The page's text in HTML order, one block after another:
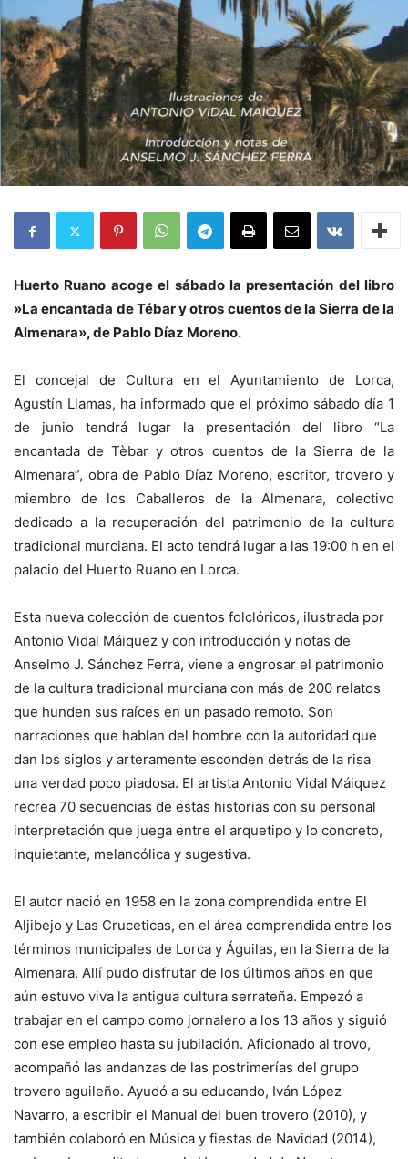
Huerto Ruano acoge el sábado la presentación del libro
»La encantada de Tébar y otros cuentos de la Sierra de la
Almenara», de Pablo Díaz Moreno.
El concejal de Cultura en el Ayuntamiento de Lorca,
Agustín Llamas, ha informado que el próximo sábado día 1
de junio tendrá lugar la presentación del libro “La
encantada de Tèbar y otros cuentos de la Sierra de la
Almenara”, obra de Pablo Díaz Moreno, escritor, trovero y
miembro de los Caballeros de la Almenara, colectivo
dedicado a la recuperación del patrimonio de la cultura
tradicional murciana. El acto tendrá lugar a las 19:00 h en el
palacio del Huerto Ruano en Lorca.
Esta nueva colección de cuentos folclóricos, ilustrada por
Antonio Vidal Máiquez y con introducción y notas de
Anselmo J. Sánchez Ferra, viene a engrosar el patrimonio
de la cultura tradicional murciana con más de 200 relatos
que hunden sus raíces en un pasado remoto. Son
narraciones que hablan del hombre con la autoridad que
dan los siglos y arteramente esconden detrás de la risa
una verdad poco piadosa. El artista Antonio Vidal Máiquez
recrea 70 secuencias de estas historias con su personal
interpretación que juega entre el arquetipo y lo concreto,
inquietante, melancólica y sugestiva.
El autor nació en 1958 en la zona comprendida entre El
Aljibejo y Las Cruceticas, en el área comprendida entre los
términos municipales de Lorca y Águilas, en la Sierra de la
Almenara. Allí pudo disfrutar de los últimos años en que
aún estuvo viva la antigua cultura serrateña. Empezó a
trabajar en el campo como jornalero a los 13 años y siguió
con ese empleo hasta su jubilación. Aficionado al trovo,
acompañó las andanzas de las postrimerías del grupo
trovero aguileño. Ayudó a su educando, Iván López
Navarro, a escribir el Manual del buen trovero (2010), y
también colaboró en Música y fiestas de Navidad (2014),